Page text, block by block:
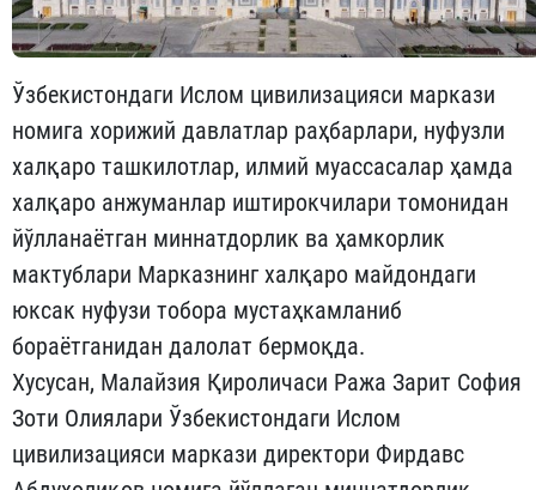
Ўзбекистондаги Ислом цивилизацияси маркази
номига хорижий давлатлар раҳбарлари, нуфузли
халқаро ташкилотлар, илмий муассасалар ҳамда
халқаро анжуманлар иштирокчилари томонидан
йўлланаётган миннатдорлик ва ҳамкорлик
мактублари Марказнинг халқаро майдондаги
юксак нуфузи тобора мустаҳкамланиб
бораётганидан далолат бермоқда.
Хусусан, Малайзия Қироличаси Ража Зарит София
Зоти Олиялари Ўзбекистондаги Ислом
цивилизацияси маркази директори Фирдавс